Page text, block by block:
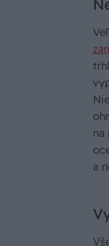
na
a